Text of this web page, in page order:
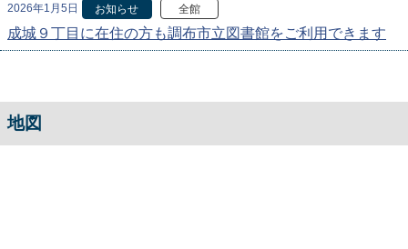
2026年1月5日 お知らせ 全館
成城９丁目に在住の方も調布市立図書館をご利用できます
地図